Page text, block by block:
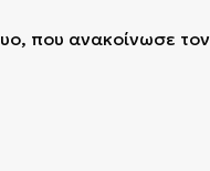
που ανακοίνωσε τον